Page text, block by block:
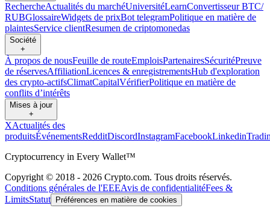
RechercheActualités du marchéUniversitéLearnConvertisseur BTC/
RUBGlossaireWidgets de prixBot telegramPolitique en matière de
plaintesService clientResumen de criptomonedas
Société
+
À propos de nousFeuille de routeEmploisPartenairesSécuritéPreuve
de réservesAffiliationLicences & enregistrementsHub d'exploration
des crypto-actifsClimatCapitalVérifierPolitique en matière de
conflits d’intérêts
Mises à jour
+
XActualités des
produitsÉvénementsRedditDiscordInstagramFacebookLinkedin
Cryptocurrency in Every Wallet™
Copyright © 2018 - 2026 Crypto.com. Tous droits réservés.
Conditions générales de l'EEEAvis de confidentialitéFees &
LimitsStatut Préférences en matière de cookies